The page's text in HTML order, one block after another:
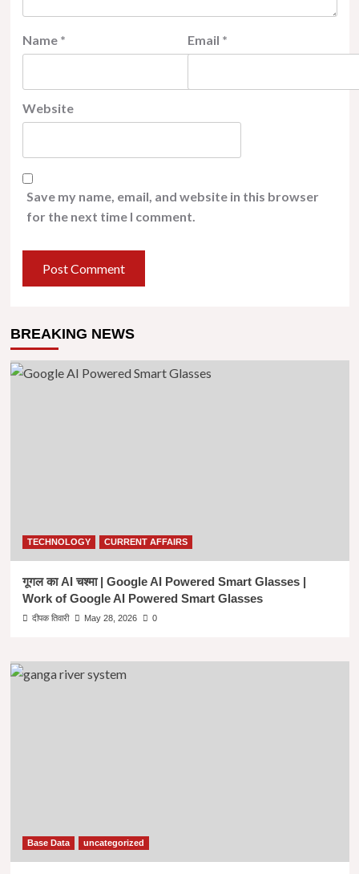
Name * Email *
Website
Save my name, email, and website in this browser
for the next time I comment.
BREAKING NEWS
TECHNOLOGY CURRENT AFFAIRS
गूगल का AI चश्मा | Google AI Powered Smart Glasses |
Work of Google AI Powered Smart Glasses
दीपक तिवारी May 28, 2026 0
Base Data uncategorized